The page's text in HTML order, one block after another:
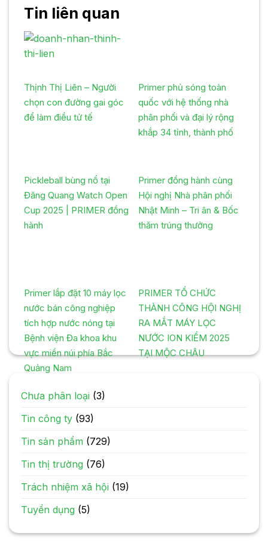
Tin liên quan
Thịnh Thị Liên – Người
chọn con đường gai góc
để làm điều tử tế
Primer phủ sóng toàn
quốc với hệ thống nhà
phân phối và đại lý rộng
khắp 34 tỉnh, thành phố
Pickleball bùng nổ tại
Đăng Quang Watch Open
Cup 2025 | PRIMER đồng
hành
Primer đồng hành cùng
Hội nghị Nhà phân phối
Nhật Minh – Tri ân & Bốc
thăm trúng thưởng
Primer lắp đặt 10 máy lọc
nước bán công nghiệp
tích hợp nước nóng tại
Bệnh viện Đa khoa khu
vực miền núi phía Bắc
Quảng Nam
PRIMER TỔ CHỨC
THÀNH CÔNG HỘI NGHỊ
RA MẮT MÁY LỌC
NƯỚC ION KIỀM 2025
TẠI MỘC CHÂU
Chưa phân loại (3)
Tin công ty (93)
Tin sản phẩm (729)
Tin thị trường (76)
Trách nhiệm xã hội (19)
Tuyển dụng (5)